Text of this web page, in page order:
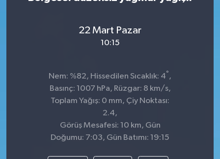
22 Mart Pazar
10:15
Nem: %82, Hissedilen Sıcaklık: 4° ,
Basınç: 1007 hPa, Rüzgar: 8 km/s,
Toplam Yağış: 0 mm, Çiy Noktası:
2.4,
Görüş Mesafesi: 10 km, Gün
Doğumu: 7:03, Gün Batımı: 19:15